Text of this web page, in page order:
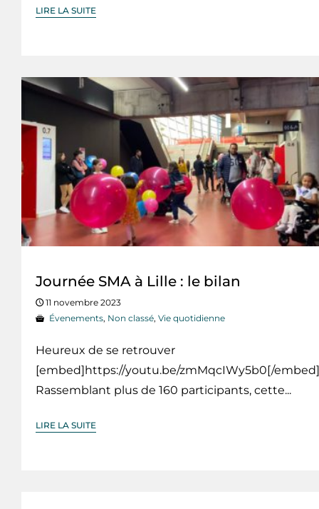
LIRE LA SUITE
Journée SMA à Lille : le bilan
11 novembre 2023
Évenements, Non classé, Vie quotidienne
Heureux de se retrouver
[embed]https://youtu.be/zmMqcIWy5b0[/embed]
Rassemblant plus de 160 participants, cette...
LIRE LA SUITE